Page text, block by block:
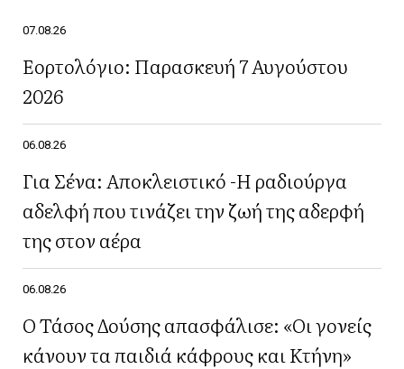
07.08.26
Εορτολόγιο: Παρασκευή 7 Αυγούστου
2026
06.08.26
Για Σένα: Αποκλειστικό -Η ραδιούργα
αδελφή που τινάζει την ζωή της αδερφή
της στον αέρα
06.08.26
Ο Τάσος Δούσης απασφάλισε: «Οι γονείς
κάνουν τα παιδιά κάφρους και Κτήνη»